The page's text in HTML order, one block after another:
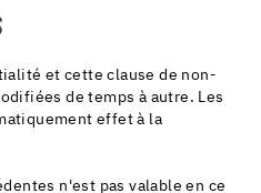
et cette clause de non-
de temps à autre. Les
effet à la
n'est pas valable en ce